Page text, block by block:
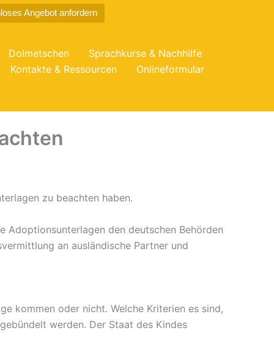
Angebot anfordern
Dolmetschen
Sprachkurse & Nachhilfe
Kontakte & Ressourcen
Onlineformular
zu beachten haben.
Adoptionsunterlagen den deutschen Behörden
an ausländische Partner und
kommen oder nicht. Welche Kriterien es sind,
werden. Der Staat des Kindes